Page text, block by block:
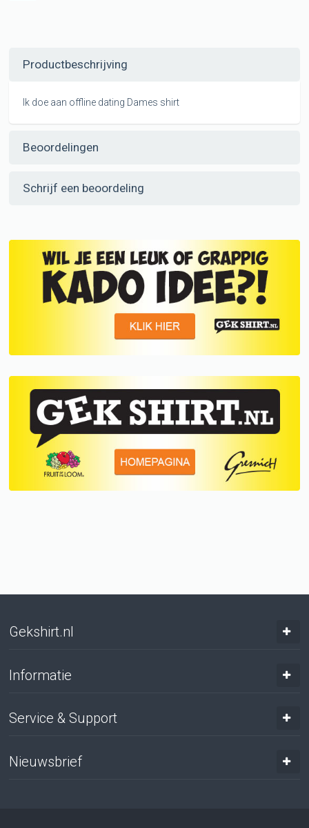
Productbeschrijving
Ik doe aan offline dating Dames shirt
Beoordelingen
Schrijf een beoordeling
Gekshirt.nl
Informatie
Service & Support
Nieuwsbrief